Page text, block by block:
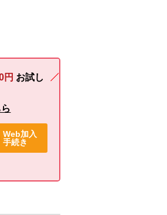
円 お試し
Web加入
手続き